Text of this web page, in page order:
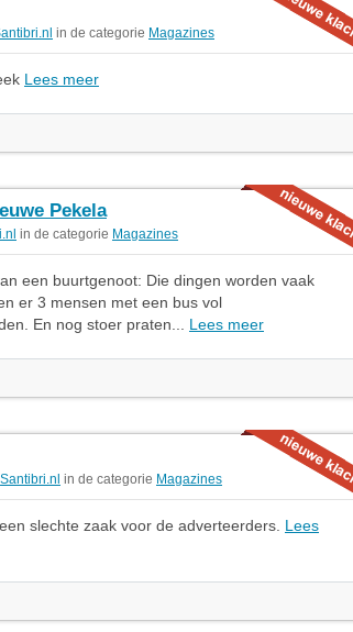
in de categorie Magazines
Lees meer
Pekela
in de categorie Magazines
een buurtgenoot: Die dingen worden vaak
er 3 mensen met een bus vol
En nog stoer praten... Lees meer
Santibri.nl in de categorie Magazines
slechte zaak voor de adverteerders. Lees